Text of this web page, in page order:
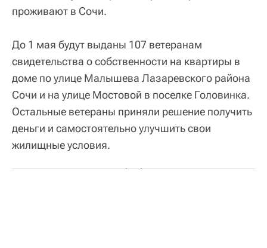
проживают в Сочи.
До 1 мая будут выданы 107 ветеранам
свидетельства о собственности на квартиры в
доме по улице Малышева Лазаревского района
Сочи и на улице Мостовой в поселке Головинка.
Остальные ветераны приняли решение получить
деньги и самостоятельно улучшить свои
жилищные условия.